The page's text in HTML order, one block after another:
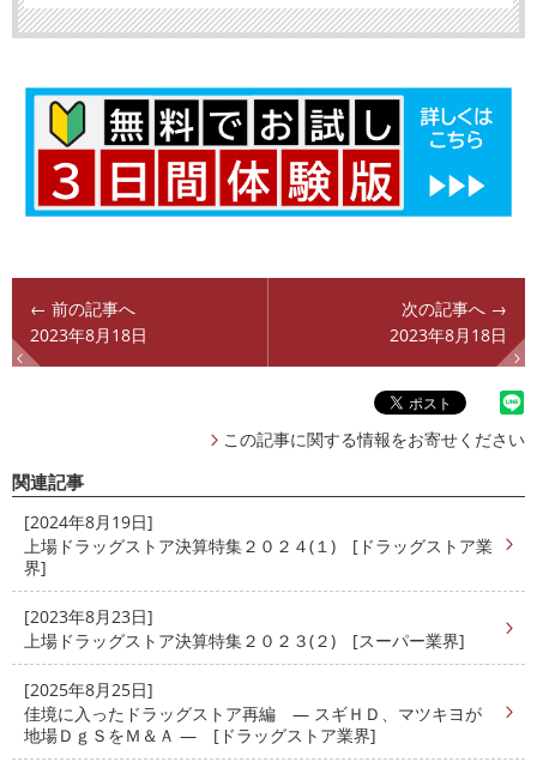
← 前の記事へ
2023年8月18日
次の記事へ →
2023年8月18日
この記事に関する情報をお寄せください
関連記事
[2024年8月19日]
上場ドラッグストア決算特集２０２４(１) [ドラッグストア業
界]
[2023年8月23日]
上場ドラッグストア決算特集２０２３(２) [スーパー業界]
[2025年8月25日]
佳境に入ったドラッグストア再編 ― スギＨＤ、マツキヨが
地場ＤｇＳをＭ＆Ａ ― [ドラッグストア業界]